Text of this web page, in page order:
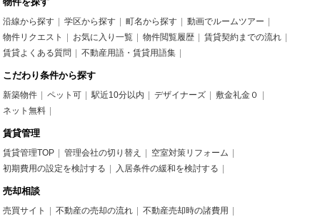
沿線から探す 学区から探す 町名から探す
動画でルームツアー
物件リクエスト
お気に入り一覧 物件閲覧履歴
賃貸契約までの流れ
賃貸よくある質問
不動産用語・賃貸用語集
こだわり条件から探す
新築物件 ペット可 駅近10分以内 デザイナーズ
敷金礼金０
ネット無料
賃貸管理
賃貸管理TOP 管理会社の切り替え
空室対策リフォーム
初期費用の設定を検討する
入居条件の緩和を検討する
売却相談
売買サイト 不動産の売却の流れ
不動産売却時の諸費用